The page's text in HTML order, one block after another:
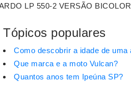
LP 550-2 VERSÃO
Tópicos populares
Como descobrir a idade de uma
Que marca e a moto Vulcan?
Quantos anos tem Ipeúna SP?